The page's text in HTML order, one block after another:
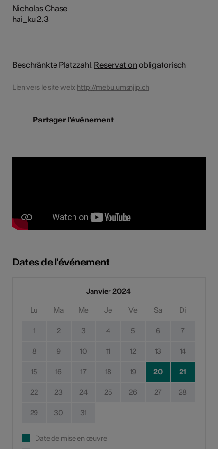
Nicholas Chase
hai_ku 2.3
Beschränkte Platzzahl, Reservationobligatorisch
Lien vers le site web: http://mebu.umsnjip.ch
Partager l'événement
Dates de l'événement
Janvier 2024
Lu Ma Me Je Ve Sa Di
1 2 3 4 5 6 7
8 9 10 11 12 13 14
15 16 17 18 19 20 21
22 23 24 25 26 27 28
29 30 31
Date de mise en œuvre